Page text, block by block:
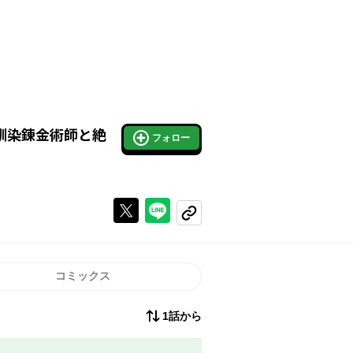
染錬金術師と絶
フォロー
Xで投稿するラインでシェアする
コピーする
コミックス
1話から